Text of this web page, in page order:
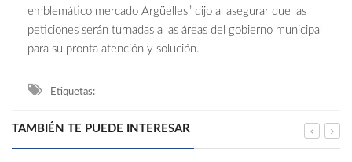
emblemático mercado Argüelles” dijo al asegurar que las
peticiones serán turnadas a las áreas del gobierno municipal
para su pronta atención y solución.
Etiquetas:
TAMBIÉN TE PUEDE INTERESAR